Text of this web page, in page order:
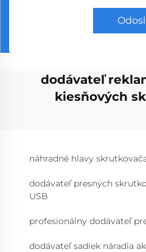
dodávateľ
kiesňových
náhradné hlavy
dodávateľ presných
USB
profesionálny dodávateľ
dodávateľ sadiek náradia